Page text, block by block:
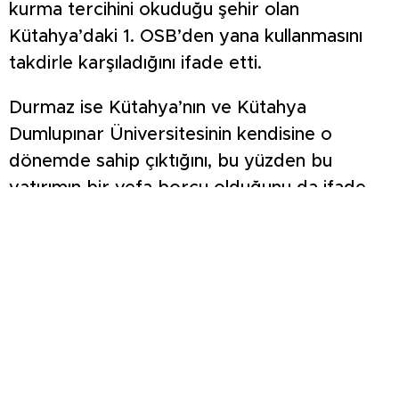
kurma tercihini okuduğu şehir olan
Kütahya’daki 1. OSB’den yana kullanmasını
takdirle karşıladığını ifade etti.
Durmaz ise Kütahya’nın ve Kütahya
Dumlupınar Üniversitesinin kendisine o
dönemde sahip çıktığını, bu yüzden bu
yatırımın bir vefa borcu olduğunu da ifade